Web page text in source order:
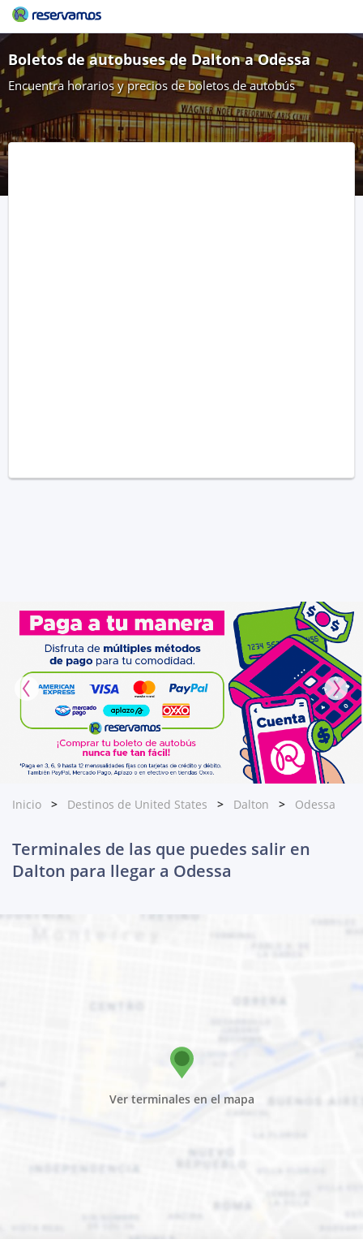
Boletos de autobuses de Dalton a Odessa
Encuentra horarios y precios de boletos de autobús
Inicio Destinos de United States Dalton Odessa
Terminales de las que puedes salir en
Dalton para llegar a Odessa
Ver terminales en el mapa